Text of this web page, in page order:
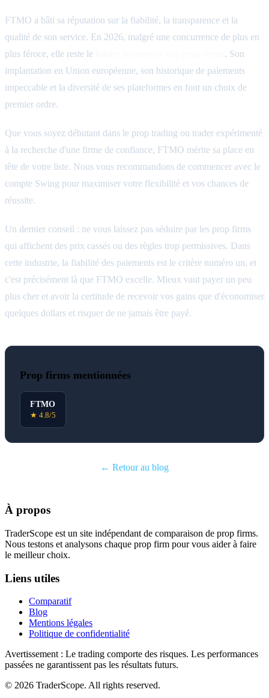
FTMO a bâti sa réputation sur la fiabilité, la transparence et la
qualité de son service. En 2026, malgré une concurrence de plus en
plus féroce, elle reste le
. Son
implantation en Union européenne, son historique de paiements
impeccable et la diversité de ses plateformes en font un choix de
premier ordre.
Que vous soyez débutant dans le prop trading ou trader expérimenté
à la recherche d'une firme de confiance, FTMO mérite sa place en
tête de votre liste. Nous vous recommandons de commencer avec le
compte Swing pour maximiser votre flexibilité et vos chances de
réussite.
Un dernier conseil : ne vous laissez pas séduire par les prop firms
qui affichent des prix cassés ou des règles trop permissives. Dans
cette industrie, la fiabilité des paiements est le critère numéro un, et
c'est précisément là que FTMO excelle. Mieux vaut payer un peu
plus cher et avoir la certitude de recevoir vos gains que d'économiser
quelques dollars et risquer de ne jamais être payé.
Prop firms mentionnées
FTMO
★ 4.8/5
← Retour au blog
À propos
TraderScope est un site indépendant de comparaison de prop firms.
Nous testons et analysons chaque prop firm pour vous aider à faire
le meilleur choix.
Liens utiles
Comparatif
Blog
Mentions légales
Politique de confidentialité
Avertissement : Le trading comporte des risques. Les performances
passées ne garantissent pas les résultats futurs.
© 2026 TraderScope. All rights reserved.